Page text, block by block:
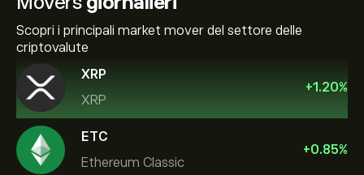
Scopri i principali market mover del settore delle
criptovalute
XRP
XRP
+1.20%
ETC
Ethereum Classic
+0.85%